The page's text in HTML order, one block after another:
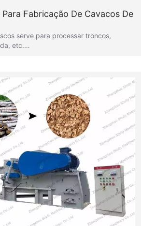
Fabricação De Cavacos De
serve para processar troncos,
etc.…